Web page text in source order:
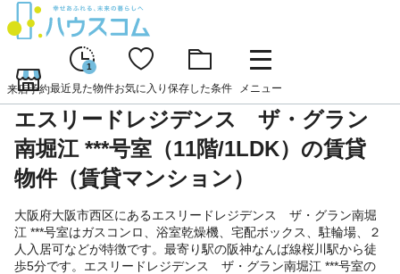
来店予約
1
最近見た物件お気に入り 保存した条件 メニュー
エスリードレジデンス ザ・グラン
南堀江 ***号室（11階/1LDK）の賃貸
物件（賃貸マンション）
大阪府大阪市西区にあるエスリードレジデンス ザ・グラン南堀
江 ***号室はガスコンロ、浴室乾燥機、宅配ボックス、駐輪場、２
人入居可などが特徴です。最寄り駅の阪神なんば線桜川駅から徒
歩5分です。エスリードレジデンス ザ・グラン南堀江 ***号室の